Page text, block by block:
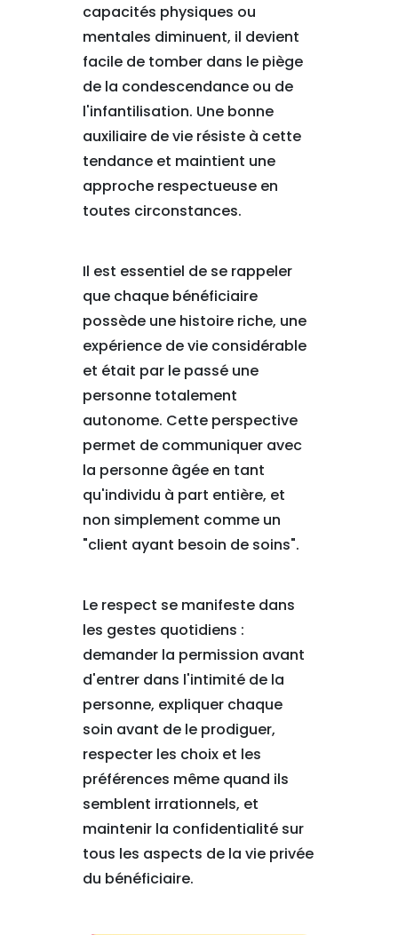
capacités physiques ou
mentales diminuent, il devient
facile de tomber dans le piège
de la condescendance ou de
l'infantilisation. Une bonne
auxiliaire de vie résiste à cette
tendance et maintient une
approche respectueuse en
toutes circonstances.
Il est essentiel de se rappeler
que chaque bénéficiaire
possède une histoire riche, une
expérience de vie considérable
et était par le passé une
personne totalement
autonome. Cette perspective
permet de communiquer avec
la personne âgée en tant
qu'individu à part entière, et
non simplement comme un
"client ayant besoin de soins".
Le respect se manifeste dans
les gestes quotidiens :
demander la permission avant
d'entrer dans l'intimité de la
personne, expliquer chaque
soin avant de le prodiguer,
respecter les choix et les
préférences même quand ils
semblent irrationnels, et
maintenir la confidentialité sur
tous les aspects de la vie privée
du bénéficiaire.